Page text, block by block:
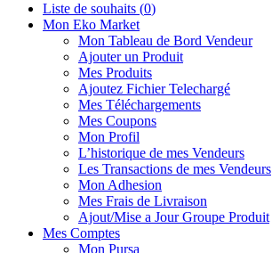
Liste de souhaits (0)
Mon Eko Market
Mon Tableau de Bord Vendeur
Ajouter un Produit
Mes Produits
Ajoutez Fichier Telechargé
Mes Téléchargements
Mes Coupons
Mon Profil
L’historique de mes Vendeurs
Les Transactions de mes Vendeurs
Mon Adhesion
Mes Frais de Livraison
Ajout/Mise a Jour Groupe Produit
Mes Comptes
Mon Pursa